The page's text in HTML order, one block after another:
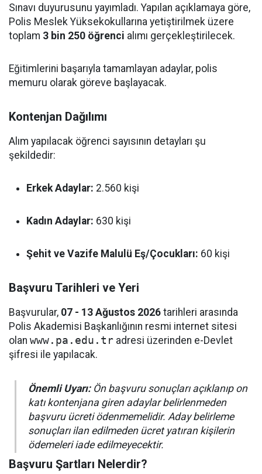
Sınavı duyurusunu yayımladı. Yapılan açıklamaya göre,
Polis Meslek Yüksekokullarına yetiştirilmek üzere
toplam 3 bin 250 öğrenci alımı gerçekleştirilecek.
Eğitimlerini başarıyla tamamlayan adaylar, polis
memuru olarak göreve başlayacak.
Kontenjan Dağılımı
Alım yapılacak öğrenci sayısının detayları şu
şekildedir:
Erkek Adaylar: 2.560 kişi
Kadın Adaylar: 630 kişi
Şehit ve Vazife Malulü Eş/Çocukları: 60 kişi
Başvuru Tarihleri ve Yeri
Başvurular, 07 - 13 Ağustos 2026 tarihleri arasında
Polis Akademisi Başkanlığının resmi internet sitesi
olan www.pa.edu.tr adresi üzerinden e-Devlet
şifresi ile yapılacak.
Önemli Uyarı:Ön başvuru sonuçları açıklanıp on
katı kontenjana giren adaylar belirlenmeden
başvuru ücreti ödenmemelidir. Aday belirleme
sonuçları ilan edilmeden ücret yatıran kişilerin
ödemeleri iade edilmeyecektir.
Başvuru Şartları Nelerdir?